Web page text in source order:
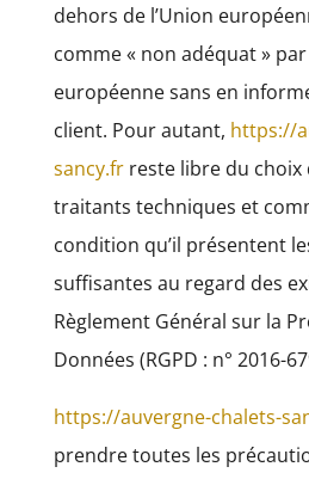
dehors de l’Union
comme « non adéquat »
européenne sans en
client. Pour autant, https://
sancy.frreste libre du choix
traitants techniques et
condition qu’il présentent
suffisantes au regard des
Règlement Général sur la
Données (RGPD : n° 2016-
https://auvergne-chalets-
prendre toutes les